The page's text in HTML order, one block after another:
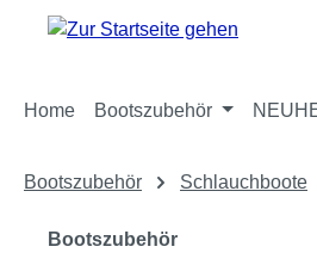
Hauptinhalt springen
Zur Suche springen
Zur Hauptnavigation springen
Home Bootszubehör
Bootszubehör Schlauchboote
Bootszubehör